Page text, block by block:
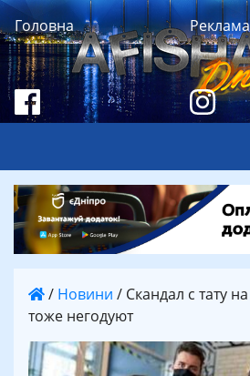
Головна Реклама
/ Новини / Скандал с тату
тоже негодуют